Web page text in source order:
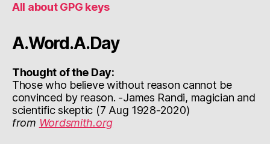
All about GPG keys
A.Word.A.Day
Thought of the Day:
Those who believe without reason cannot be
convinced by reason. -James Randi, magician and
scientific skeptic (7 Aug 1928-2020)
from Wordsmith.org